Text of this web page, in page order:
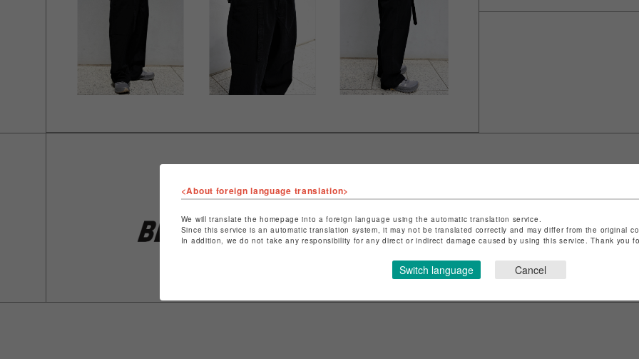
ショップ名
ビーバー
店舗名
池袋PARCO
特定商取引法など法令に基づく表記はこちら
ショップお問い合わせは こちら
<About foreign language translation>
We will translate the homepage into a foreign language using the automatic translation service.
Since this service is an automatic translation system, it may not be translated correctly and may differ from the original
In addition, we do not take any responsibility for any direct or indirect damage caused by using this service. Thank you
Switch language Cancel